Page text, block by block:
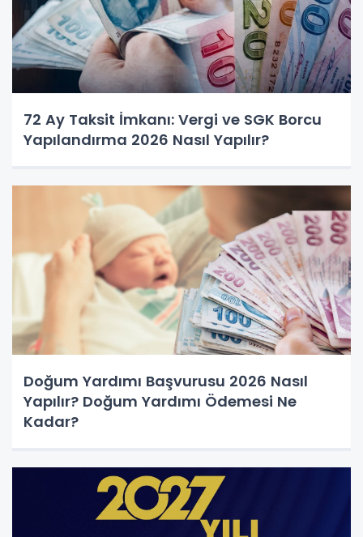
72 Ay Taksit İmkanı: Vergi ve SGK Borcu
Yapılandırma 2026 Nasıl Yapılır?
Doğum Yardımı Başvurusu 2026 Nasıl
Yapılır? Doğum Yardımı Ödemesi Ne
Kadar?